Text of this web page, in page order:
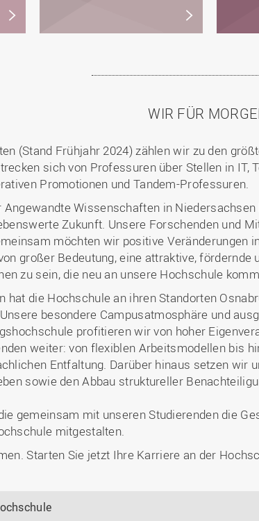
WIR FÜR
(Stand Frühjahr 2024) zählen wir zu den
sich von Professuren über Stellen in IT,
Promotionen und Tandem-Professuren.
Wissenschaften in
Zukunft. Unsere Forschenden und
möchten wir positive
großer Bedeutung, eine attraktive,
zu sein, die neu an unsere Hochschule
hat die Hochschule an ihren Standorten
besondere Campusatmosphäre und
profitieren wir von hoher
weiter: von flexiblen Arbeitsmodellen bis
Entfaltung. Darüber hinaus setzen wir
sowie den Abbau struktureller
gemeinsam mit unseren Studierenden die
mitgestalten.
Starten Sie jetzt Ihre Karriere an der